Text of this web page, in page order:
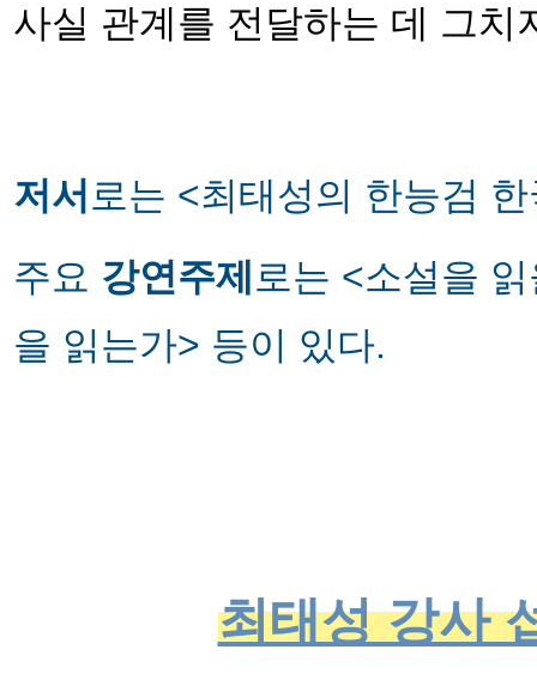
사실 관계를 전달하는 데 그
저서로는 <최태성의 한능검
주요 강연주제로는 <소설을
을 읽는가> 등이 있다.
최태성 강사